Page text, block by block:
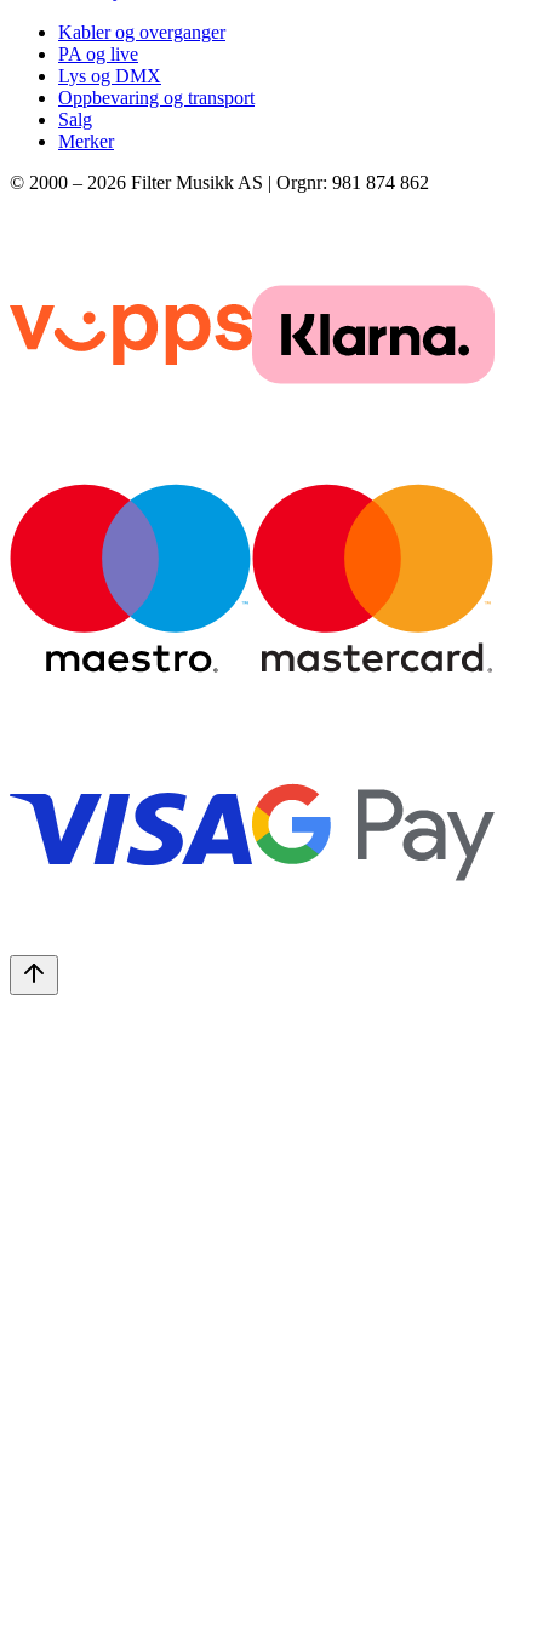
Kabler og overganger
PA og live
Lys og DMX
Oppbevaring og transport
Salg
Merker
© 2000 – 2026 Filter Musikk AS | Orgnr: 981 874 862